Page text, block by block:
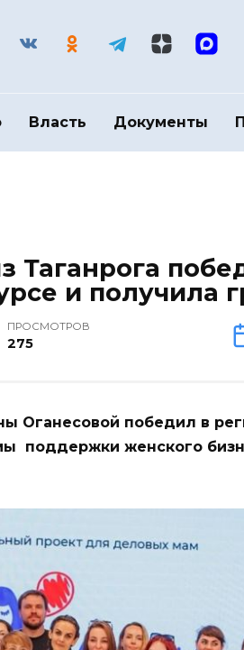
Власть Документы
Таганрога
и получила
ПРОСМОТРОВ
275
Оганесовой победил в
поддержки женского